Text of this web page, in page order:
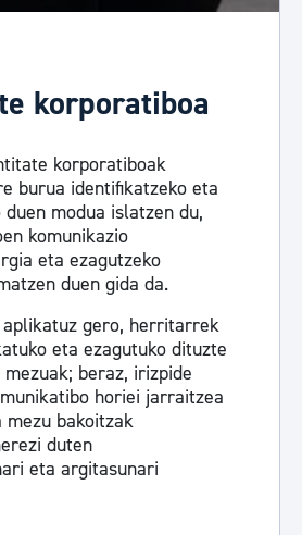
korporatiboa
korporatiboak
burua identifikatzeko eta
modua islatzen du,
komunikazio
eta ezagutzeko
duen gida da.
aplikatuz gero, herritarrek
eta ezagutuko dituzte
beraz, irizpide
horiei jarraitzea
mezu bakoitzak
duten
eta argitasunari